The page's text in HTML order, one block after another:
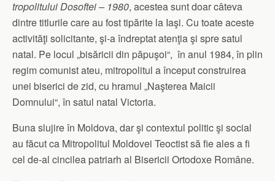
tropolitului Dosoftei – 1980, acestea sunt doar câteva
dintre titlurile care au fost tipărite la Iaşi. Cu toate aceste
activităţi solicitante, şi-a îndreptat aten­ţia şi spre satul
natal. Pe locul „bisăricii din păpuşoi“, în anul 1984, în plin
regim comunist ateu, mitropolitul a înce­put construirea
unei bi­serici de zid, cu hramul „Naşte­rea Mai­cii
Domnului“, în satul natal Victoria.
Buna slujire în Moldova, dar şi contextul politic şi social
au făcut ca Mitropolitul Moldovei Teoctist să fie ales a fi
cel de-al cincilea patriarh al Bisericii Ortodoxe Române.